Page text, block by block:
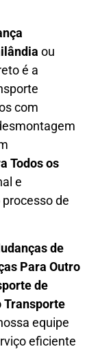
ou
é a
com
Todos os
e
de
udançasde
Para Outro
de
Transporte
equipe
eficiente